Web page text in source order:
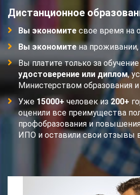
Дистанционное
Вы экономите свое время на
Вы экономитена проживании,
Вы платите только за обучение
удостоверение или диплом,
Министерством образования
Уже 15000+ человек из 200+
оценили все преимущества
профобразования и
ИПО и оставили свои отзывы